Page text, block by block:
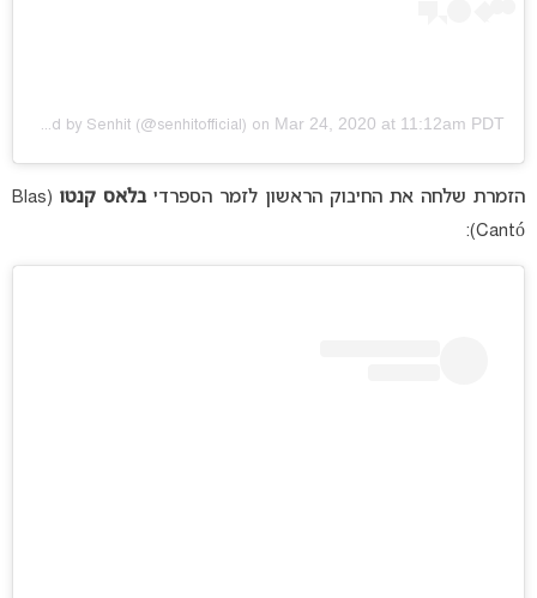
A post shared by Senhit (@senhitofficial) on Mar 24, 2020 at 11:12am PDT
הזמרת שלחה את החיבוק הראשון לזמר הספרדי בלאס קנטו
(Blas
Cantó):